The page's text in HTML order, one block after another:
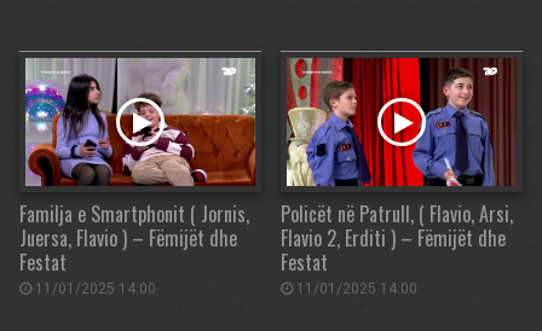
Familja e Smartphonit ( Jornis,
Juersa, Flavio ) – Fëmijët dhe
Festat
11/01/2025 14:00
Policët në Patrull, ( Flavio, Arsi,
Flavio 2, Erditi ) – Fëmijët dhe
Festat
11/01/2025 14:00